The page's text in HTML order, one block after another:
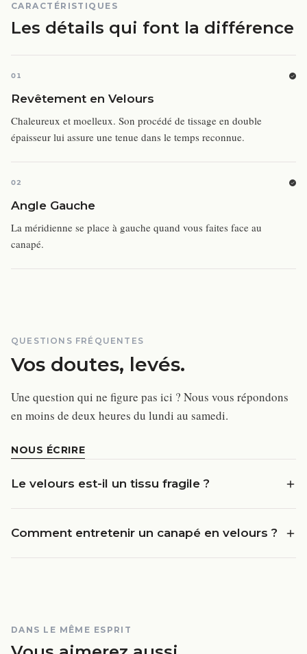
CARACTÉRISTIQUES
Les détails qui font la différence
01
Revêtement en Velours
Chaleureux et moelleux. Son procédé de tissage en double
épaisseur lui assure une tenue dans le temps reconnue.
02
Angle Gauche
La méridienne se place à gauche quand vous faites face au
canapé.
QUESTIONS FRÉQUENTES
Vos doutes, levés.
Une question qui ne figure pas ici ? Nous vous répondons
en moins de deux heures du lundi au samedi.
NOUS ÉCRIRE
Le velours est-il un tissu fragile ?
Comment entretenir un canapé en velours ?
DANS LE MÊME ESPRIT